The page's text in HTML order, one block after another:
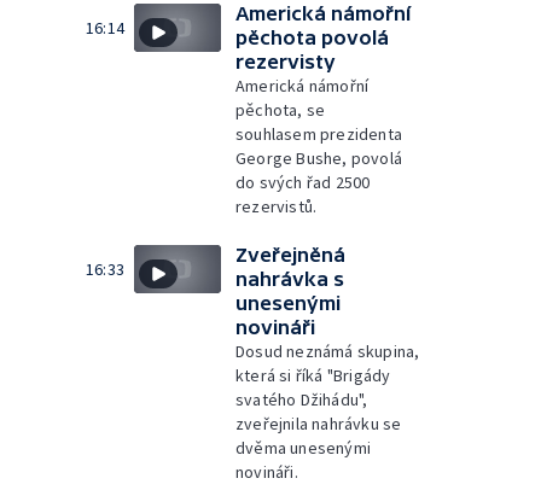
16:14
Americká námořní
pěchota povolá
rezervisty
Americká námořní
pěchota, se
souhlasem prezidenta
George Bushe, povolá
do svých řad 2500
rezervistů.
16:33
Zveřejněná
nahrávka s
unesenými
novináři
Dosud neznámá skupina,
která si říká "Brigády
svatého Džihádu",
zveřejnila nahrávku se
dvěma unesenými
novináři.